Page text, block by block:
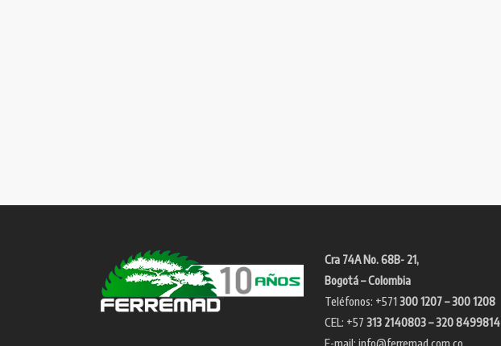
Cra 74A No. 68B- 21,
Bogotá – Colombia
Teléfonos: +571 300 1207 – 300 1208
CEL: +57 313 2140803 – 320 8499814
E-mail: info@ferremad.com.co